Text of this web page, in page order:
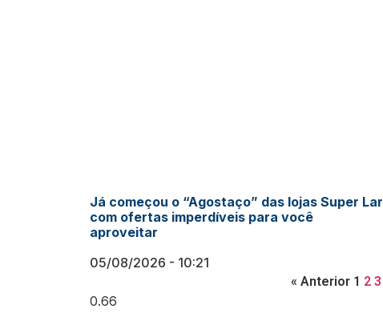
Já começou o “Agostaço” das lojas Super Lar
com ofertas imperdíveis para você
aproveitar
05/08/2026
10:21
« Anterior 1 2 3